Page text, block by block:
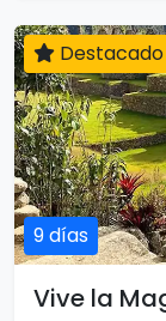
9 días
Destacado
Vive la